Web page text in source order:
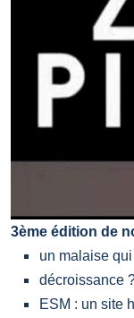
3ème édition de
un malaise
décroissance
ESM : un site